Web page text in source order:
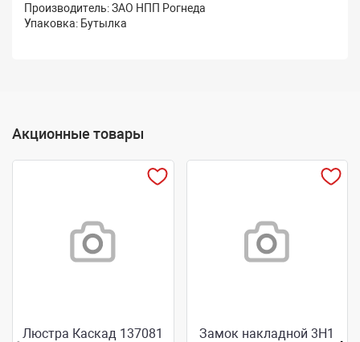
Производитель: ЗАО НПП Рогнеда
Упаковка: Бутылка
Акционные товары
Люстра Каскад 137081
Замок накладной 3Н1